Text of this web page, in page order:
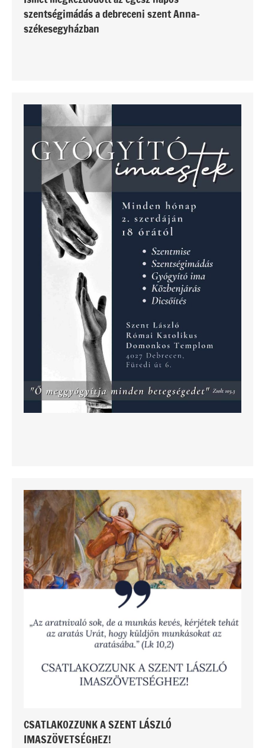
szentségimádás a debreceni szent Anna-
székesegyházban
CSATLAKOZZUNK A SZENT LÁSZLÓ
IMASZÖVETSÉGHEZ!